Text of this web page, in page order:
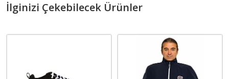
İlginizi Çekebilecek Ürünler